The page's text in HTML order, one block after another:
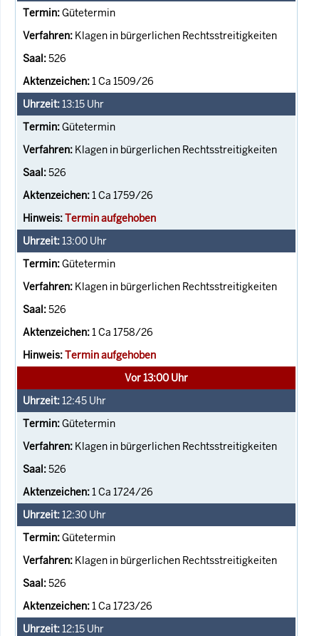
Gütetermin
Klagen in bürgerlichen Rechtsstreitigkeiten
526
1 Ca 1509/26
13:15 Uhr
Gütetermin
Klagen in bürgerlichen Rechtsstreitigkeiten
526
1 Ca 1759/26
Termin aufgehoben
13:00 Uhr
Gütetermin
Klagen in bürgerlichen Rechtsstreitigkeiten
526
1 Ca 1758/26
Termin aufgehoben
Vor 13:00 Uhr
12:45 Uhr
Gütetermin
Klagen in bürgerlichen Rechtsstreitigkeiten
526
1 Ca 1724/26
12:30 Uhr
Gütetermin
Klagen in bürgerlichen Rechtsstreitigkeiten
526
1 Ca 1723/26
12:15 Uhr